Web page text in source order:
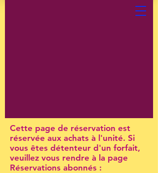
Cette page de réservation est
réservée aux achats à l'unité. Si
vous êtes détenteur d'un forfait,
veuillez vous rendre à la page
Réservations abonnés :